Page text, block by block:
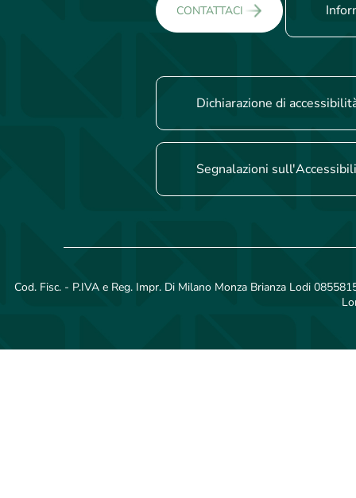
CONTATTACI
Dichiarazione di
Segnalazioni
Cod. Fisc. - P.IVA e Reg. Impr. Di Milano Monza Brianza Lodi